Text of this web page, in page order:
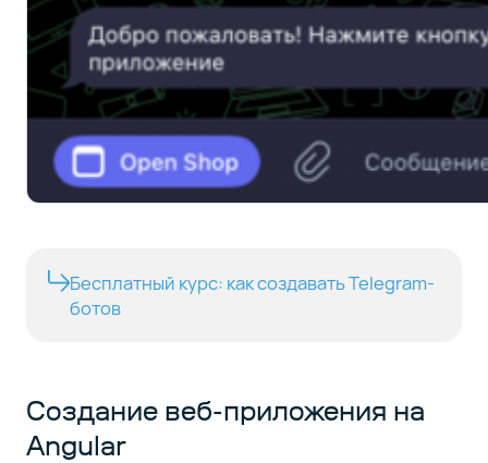
Бесплатный курс: как создавать Telegram-
ботов
Создание веб-приложения на
Angular